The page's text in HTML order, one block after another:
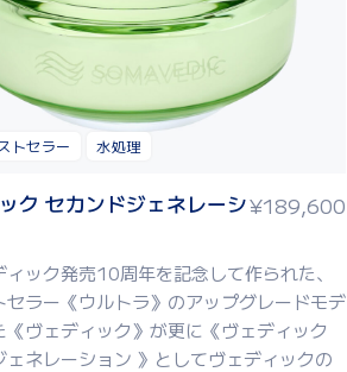
トセラー 水処理
ク セカンドジェネレーシ¥189,600
ィック発売10周年を記念して作られた、
セラー《ウルトラ》のアップグレードモデ
《ヴェディック》が更に《ヴェディック
ェネレーション 》としてヴェディックの